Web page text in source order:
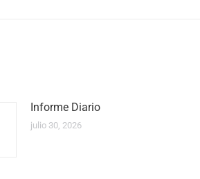
Informe Diario
julio 30, 2026